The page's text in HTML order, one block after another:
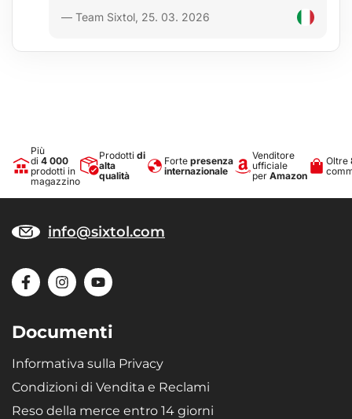
— Team Sixtol, 25. 03. 2026
Più
di 4 000
prodotti in
magazzino
Prodotti di
alta
qualità
Forte presenza
internazionale
Venditore
ufficiale
per Amazon
Oltre
info@sixtol.com
Documenti
Informativa sulla Privacy
Condizioni di Vendita e Reclami
Reso della merce entro 14 giorni